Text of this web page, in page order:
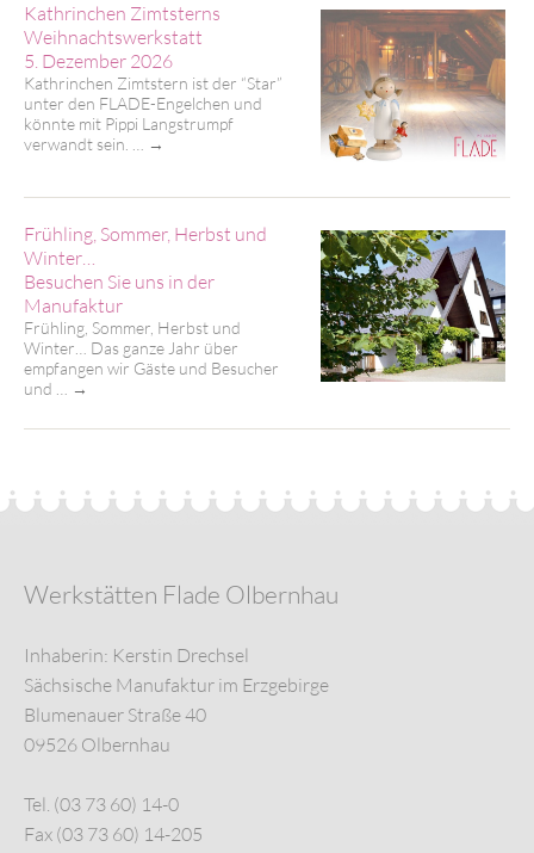
Kathrinchen Zimtsterns
Weihnachtswerkstatt
5. Dezember 2026
Kathrinchen Zimtstern ist der “Star”
unter den FLADE-Engelchen und
könnte mit Pippi Langstrumpf
verwandt sein. …
→
Frühling, Sommer, Herbst und
Winter…
Besuchen Sie uns in der
Manufaktur
Frühling, Sommer, Herbst und
Winter… Das ganze Jahr über
empfangen wir Gäste und Besucher
und …
→
Werkstätten Flade Olbernhau
Inhaberin: Kerstin Drechsel
Sächsische Manufaktur im Erzgebirge
Blumenauer Straße 40
09526 Olbernhau
Tel. (03 73 60) 14-0
Fax (03 73 60) 14-205